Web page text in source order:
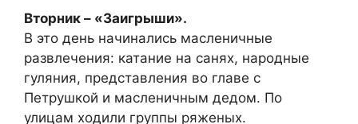
Вторник – «Заигрыши».
В это день начинались масленичные
развлечения: катание на санях, народные
гуляния, представления во главе с
Петрушкой и масленичным дедом. По
улицам ходили группы ряженых.